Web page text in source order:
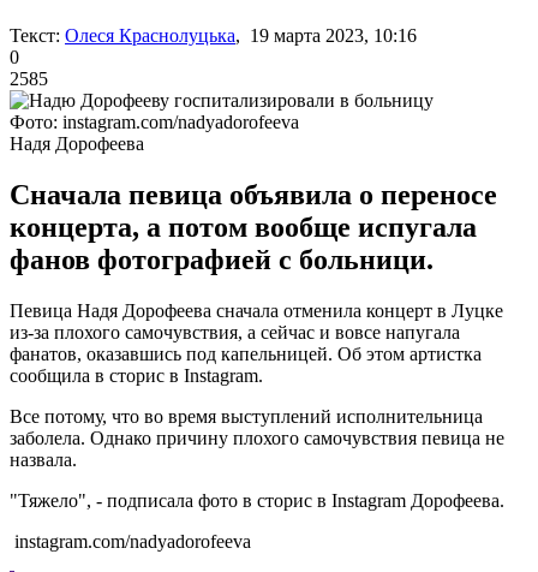
Текст: Олеся Краснолуцька, 19 марта 2023, 10:16
0
2585
Фото: instagram.com/nadyadorofeeva
Надя Дорофеева
Сначала певица объявила о переносе
концерта, а потом вообще испугала
фанов фотографией с больници.
Певица Надя Дорофеева сначала отменила концерт в Луцке
из-за плохого самочувствия, а сейчас и вовсе напугала
фанатов, оказавшись под капельницей. Об этом артистка
сообщила в сторис в Instagram.
Все потому, что во время выступлений исполнительница
заболела. Однако причину плохого самочувствия певица не
назвала.
"Тяжело", - подписала фото в сторис в Instagram Дорофеева.
instagram.com/nadyadorofeeva